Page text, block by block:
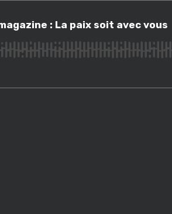
: La paix soit avec vous
: La paix soit avec vous